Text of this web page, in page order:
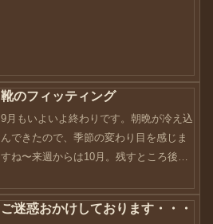
靴のフィッティング
9月もいよいよ終わりです。朝晩が冷え込
んできたので、季節の変わり目を感じま
すね〜来週からは10月。残すところ後3
ていないこともあり、お腹もすかなくな
ってるんですよね〜1日3食って基本なん
ご迷惑おかけしております・・・